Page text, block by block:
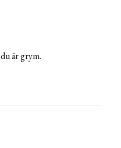
är grym.